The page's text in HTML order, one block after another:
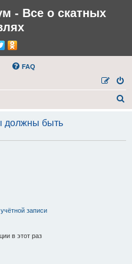
- Все о скатных
FAQ
с
должны быть
записи
в этот раз